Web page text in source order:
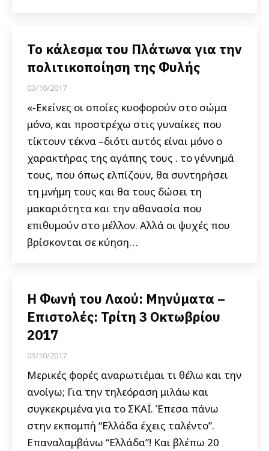
Το κάλεσμα του Πλάτωνα για την
πολιτικοποίηση της Φυλής
03/10/2017
«-Εκείνες οι οποίες κυοφορούν στο σώμα
μόνο, και προστρέχω στις γυναίκες που
τίκτουν τέκνα –διότι αυτός είναι μόνο ο
χαρακτήρας της αγάπης τους . το γέννημά
τους, που όπως ελπίζουν, θα συντηρήσει
τη μνήμη τους και θα τους δώσει τη
μακαριότητα και την αθανασία που
επιθυμούν στο μέλλον. Αλλά οι ψυχές που
βρίσκονται σε κύηση…
Η Φωνή του Λαού: Μηνύματα –
Επιστολές: Τρίτη 3 Οκτωβρίου
2017
03/10/2017
Μερικές φορές αναρωτιέμαι τι θέλω και την
ανοίγω; Για την τηλεόραση μιλάω και
συγκεκριμένα για το ΣΚΑΪ. Έπεσα πάνω
στην εκπομπή “Ελλάδα έχεις ταλέντο”.
Επαναλαμβάνω “Ελλάδα”! Και βλέπω 20